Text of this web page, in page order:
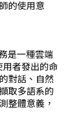
的使用意
是一種雲端
用者發出的命
對話、自然
取多語系的
整體意義，